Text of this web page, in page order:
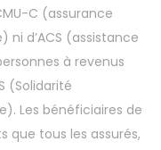
C (assurance
d’ACS (assistance
à revenus
(Solidarité
Les bénéficiaires de
que tous les assurés,